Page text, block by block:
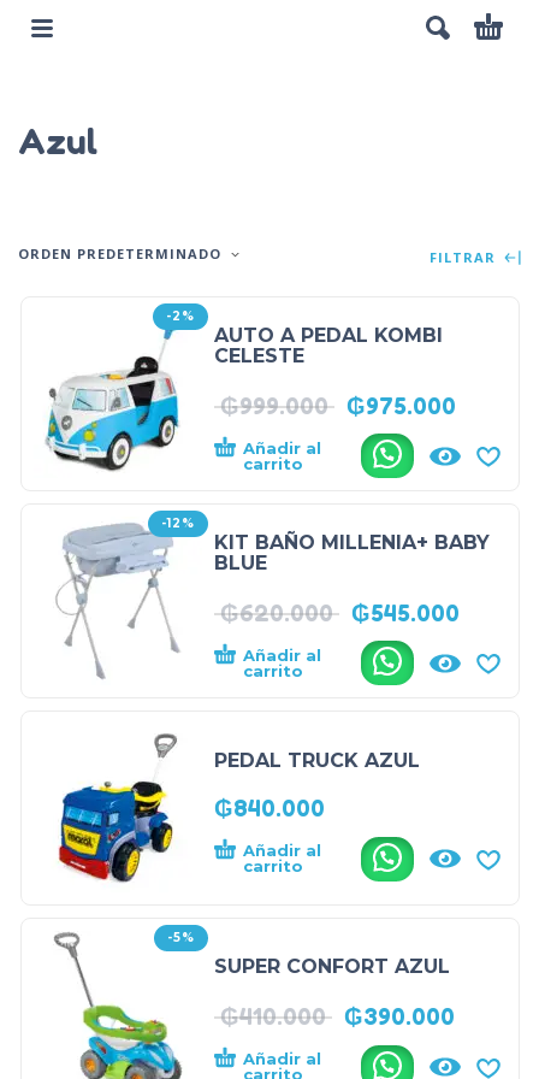
Azul
ORDEN PREDETERMINADO FILTRAR
-2%
AUTO A PEDAL KOMBI
CELESTE
₲999.000 ₲975.000
Añadir al
carrito
.
-12%
KIT BAÑO MILLENIA+ BABY
BLUE
₲620.000 ₲545.000
Añadir al
carrito
.
PEDAL TRUCK AZUL
₲840.000
Añadir al
carrito
.
-5%
SUPER CONFORT AZUL
₲410.000 ₲390.000
Añadir al
carrito
.